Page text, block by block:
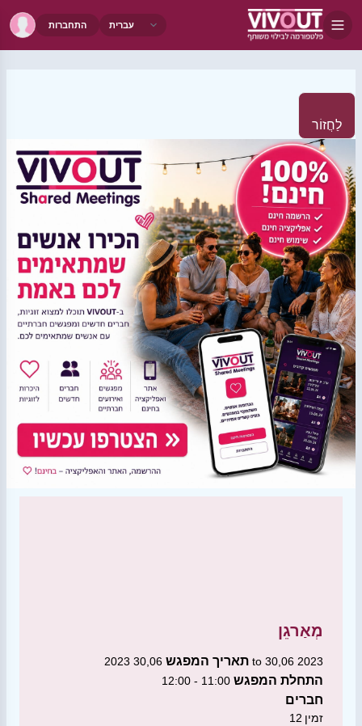
התחברות
לַחֲזוֹר
מְאַרגֵן
תאריך המפגש 30,06 2023 to 30,06 2023
התחלת המפגש 11:00 - 12:00
חברים
12 זמין